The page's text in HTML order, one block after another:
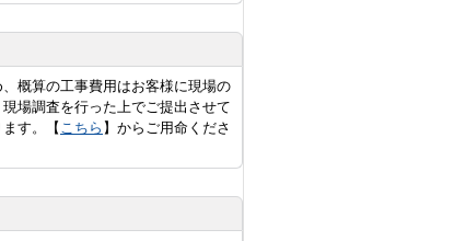
概算の工事費用はお客様に現場の
場調査を行った上でご提出させて
す。【 こちら 】からご用命くださ